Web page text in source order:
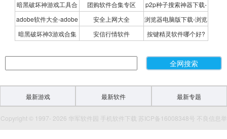
暗黑破坏神游戏工具合
集
团购软件合集专区
p2p种子搜索神器下载-
P2P种子搜索神器专题
adobe软件大全-adobe
全系列软件下载-adobe
安全上网大全
浏览器电脑版下载-浏览
器下载合集
暗黑破坏神3游戏合集 安信行情软件
按键精灵软件哪个好?
最新游戏 最新软件 最新专题
Copyright © 1997- 2026 华军软件园 手机软件下载 苏ICP备16008348号 不良信息举